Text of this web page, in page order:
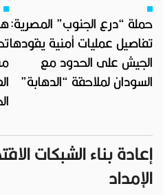
حملة “درع الجنوب” المصرية:
تفاصيل عمليات أمنية يقودها
الجيش على الحدود مع
السودان لملاحقة “الدهابة”
إعادة بناء الشبكات
الإمداد